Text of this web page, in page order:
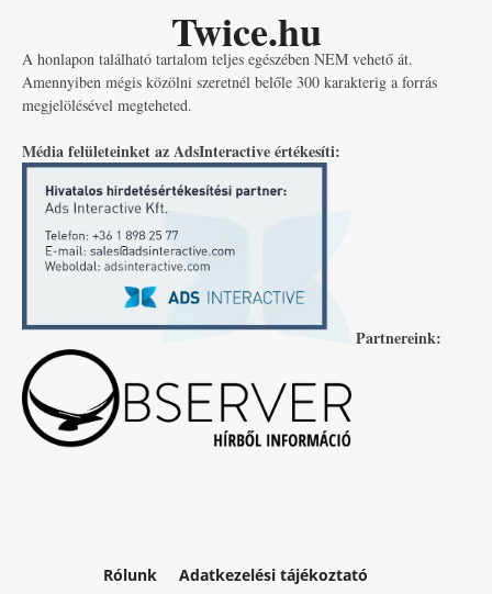
Twice.hu
A honlapon található tartalom teljes egészében NEM vehető át.
Amennyiben mégis közölni szeretnél belőle 300 karakterig a forrás
megjelölésével megteheted.
Média felületeinket az AdsInteractive értékesíti:
Partnereink:
Rólunk Adatkezelési tájékoztató